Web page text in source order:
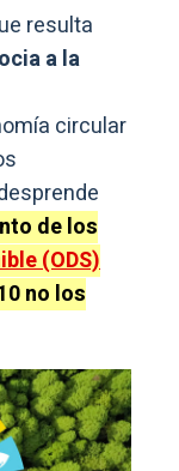
resulta
a la
circular
de los
(ODS)
no los